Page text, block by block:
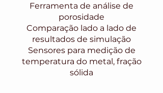
Ferramenta de análise de
porosidade
Comparação lado a lado de
resultados de simulação
Sensores para medição de
temperatura do metal, fração
sólida